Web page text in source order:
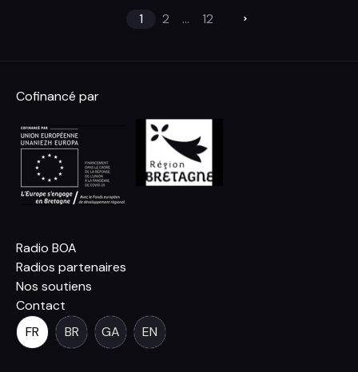
1 2 ... 12
Cofinancé par
Radio BOA
Radios partenaires
Nos soutiens
Contact
FR
BR GA EN